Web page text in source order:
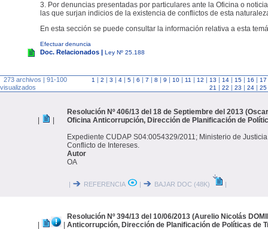
3. Por denuncias presentadas por particulares ante la Oficina o
las que surjan indicios de la existencia de conflictos de esta
En esta sección se puede consultar la información relativa a esta
Efectuar denuncia
Doc. Relacionados | Ley Nº 25.188
273 archivos | 91-100
visualizados
1 | 2 | 3 | 4 | 5 | 6 | 7 | 8 | 9 | 10 | 11 | 12 | 13 | 14 | 15 | 16 | 17
21 | 22 | 23 | 24 | 25
Resolución Nº 406/13 del 18 de Septiembre del 2013
Oficina Anticorrupción, Dirección de Planificación de
Expediente CUDAP S04:0054329/2011; Ministerio de
Conflicto de Intereses.
Autor
OA
| REFERENCIA | BAJAR DOC (48K) |
Resolución Nº 394/13 del 10/06/2013 (Aurelio Nicolás
Anticorrupción, Dirección de Planificación de Políticas de